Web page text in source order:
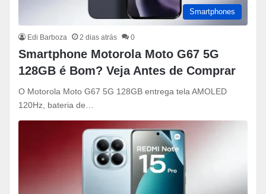
Smartphones
Edi Barboza 2 dias atrás 0
Smartphone Motorola Moto G67 5G
128GB é Bom? Veja Antes de Comprar
O Motorola Moto G67 5G 128GB entrega tela AMOLED
120Hz, bateria de…